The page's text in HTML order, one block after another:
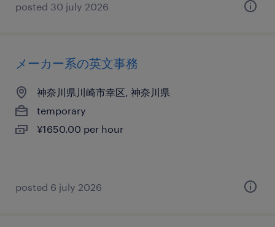
posted 30 july 2026
メーカー系の英文事務
神奈川県川崎市幸区, 神奈川県
temporary
¥1650.00 per hour
posted 6 july 2026